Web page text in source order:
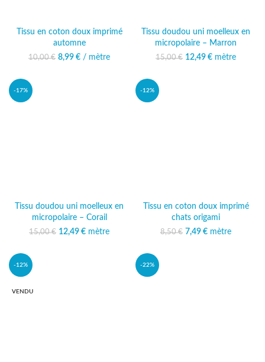
Tissu en coton doux imprimé
automne
10,00€ Le prix initial était :
8,99 € Le prix actuel
/ mètre
Tissu doudou uni moelleux en
micropolaire – Marron
15,00€ Le prix initial était :
12,49 €
Le prix
mètre
-17%
Tissu doudou uni moelleux en
micropolaire – Corail
15,00€ Le prix initial était :
12,49 €
Le prix
mètre
-12%
Tissu en coton doux imprimé
chats origami
8,50€ Le prix initial était :
7,49 € Le prix actuel
mètre
-12%
VENDU
-22%